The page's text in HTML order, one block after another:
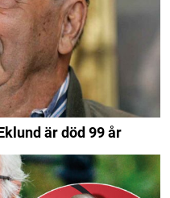
är död 99 år